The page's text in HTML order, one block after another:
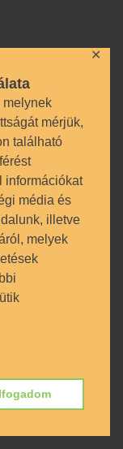
melynek
mérjük,
található
információkat
média és
illetve
melyek
✕